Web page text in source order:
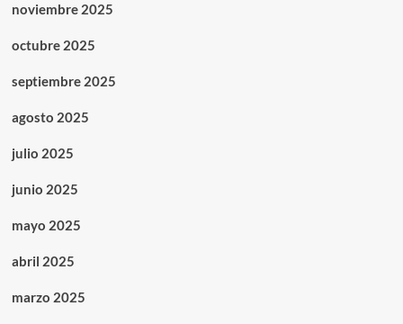
noviembre 2025
octubre 2025
septiembre 2025
agosto 2025
julio 2025
junio 2025
mayo 2025
abril 2025
marzo 2025